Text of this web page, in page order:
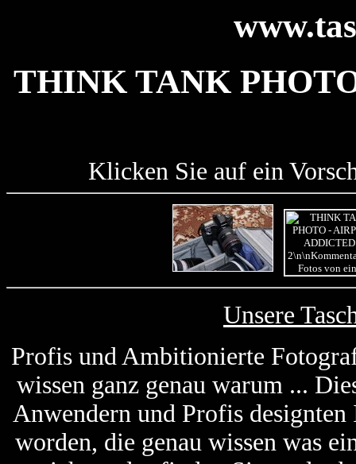
THINK TANK
Klicken Sie auf ein
Unsere
Profis und Ambitionierte
wissen ganz genau warum ...
Anwendern und Profis
worden, die genau wissen was